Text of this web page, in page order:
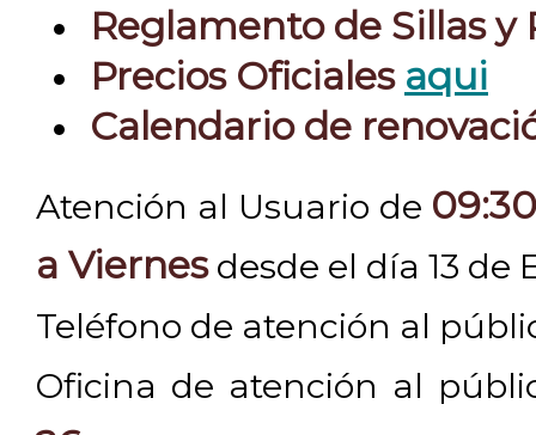
Reglamento de Sillas y
Precios Oficiales aqui
Calendario de
Atención al Usuario de
a Viernesdesde el día 13 de
Teléfono de atención al
Oficina de atención al